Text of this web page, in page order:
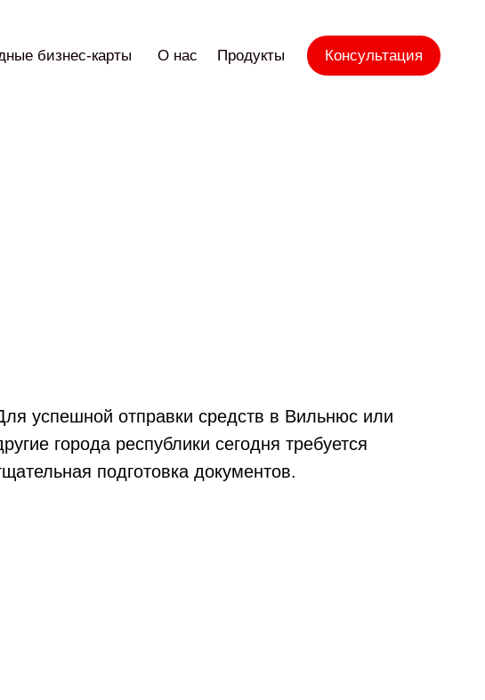
Консультация
Продукты
О нас
бизнес-карты
успешной отправки средств в Вильнюс или
города республики сегодня требуется
подготовка документов.